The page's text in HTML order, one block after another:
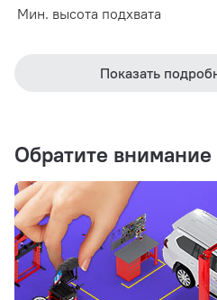
Мин. высота подхвата
Расстояние между стойками
Длина лап
Масса
Показать
Обратите внимание